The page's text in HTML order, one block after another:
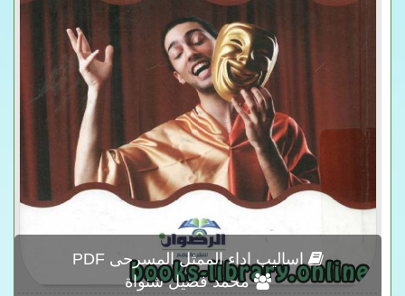
اساليب اداء الممثل المسرحى PDF
محمد فضيل شنواة